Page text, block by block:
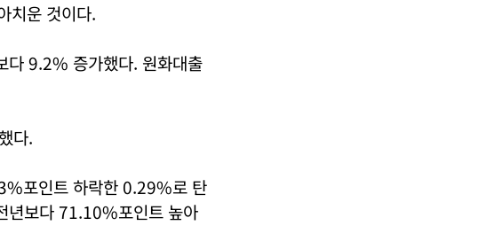
치운 것이다.
9.2% 증가했다. 원화대출
다.
포인트 하락한 0.29%로 탄
년보다 71.10%포인트 높아